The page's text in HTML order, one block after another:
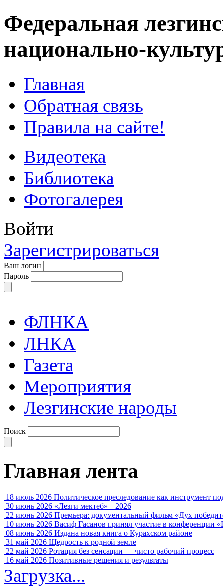
Федеральная
национально-
Главная
Обратная связь
Правила на сайте!
Видеотека
Библиотека
Фотогалерея
Войти
Зарегистрироваться
Ваш логин
Пароль
ФЛНКА
ЛНКА
Газета
Мероприятия
Лезгинские народы
Поиск
Главная лента
18 июль 2026 Политическое преследование как инструмент
30 июнь 2026 «Лезги мектеб» – 2026
22 июнь 2026 Премьера: документальный фильм «Дух
10 июнь 2026 Васиф Гасанов принял участие в конференции
08 июнь 2026 Издана новая книга о Курахском районе
31 май 2026 Щедрость к родной земле
22 май 2026 Ротация без сенсации — чисто рабочий процесс
16 май 2026 Позитивные решения и результаты
Загрузка...